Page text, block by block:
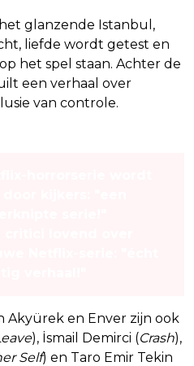
glanzende Istanbul,
liefde wordt getest en
het spel staan. Achter de
een verhaal over
van controle.
Akyürek en Enver zijn ook
), İsmail Demirci (Crash),
Self) en Taro Emir Tekin